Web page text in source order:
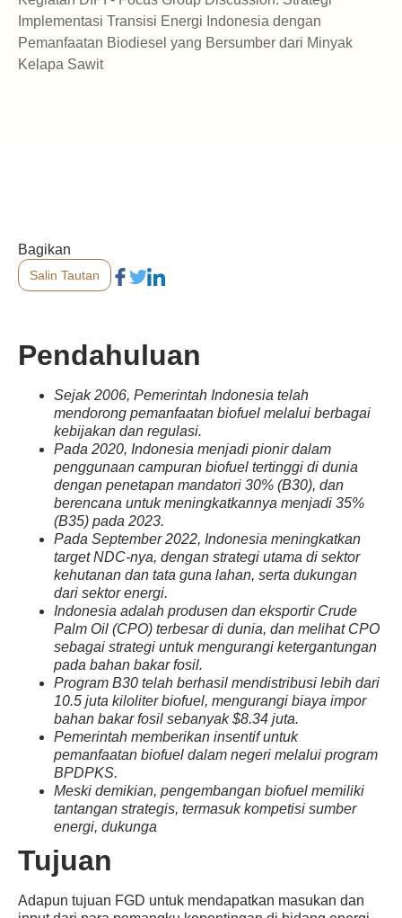
Implementasi Transisi Energi Indonesia dengan
Pemanfaatan Biodiesel yang Bersumber dari Minyak
Kelapa Sawit
Pendahuluan
Sejak 2006, Pemerintah Indonesia telah
mendorong pemanfaatan biofuel melalui berbagai
kebijakan dan regulasi.
Pada 2020, Indonesia menjadi pionir dalam
penggunaan campuran biofuel tertinggi di dunia
dengan penetapan mandatori 30% (B30), dan
berencana untuk meningkatkannya menjadi 35%
(B35) pada 2023.
Pada September 2022, Indonesia meningkatkan
target NDC-nya, dengan strategi utama di sektor
kehutanan dan tata guna lahan, serta dukungan
dari sektor energi.
Indonesia adalah produsen dan eksportir Crude
Palm Oil (CPO) terbesar di dunia, dan melihat CPO
sebagai strategi untuk mengurangi ketergantungan
pada bahan bakar fosil.
Program B30 telah berhasil mendistribusi lebih dari
10.5 juta kiloliter biofuel, mengurangi biaya impor
bahan bakar fosil sebanyak $8.34 juta.
Pemerintah memberikan insentif untuk
pemanfaatan biofuel dalam negeri melalui program
BPDPKS.
Meski demikian, pengembangan biofuel memiliki
tantangan strategis, termasuk kompetisi sumber
energi, dukunga
Tujuan
Adapun tujuan FGD untuk mendapatkan masukan dan
Bagikan
Salin Tautan